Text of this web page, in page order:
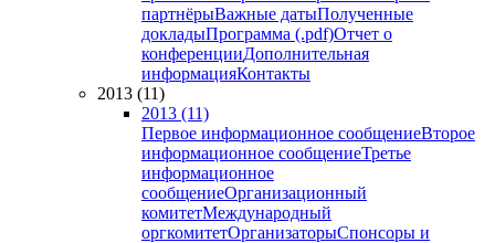
партнёрыВажные датыПолученные
докладыПрограмма (.pdf)Отчет о
конференцииДополнительная
информацияКонтакты
2013 (11)
2013 (11)
Первое информационное сообщениеВторое
информационное сообщениеТретье
информационное
сообщениеОрганизационный
комитетМеждународный
оргкомитетОрганизаторыСпонсоры и